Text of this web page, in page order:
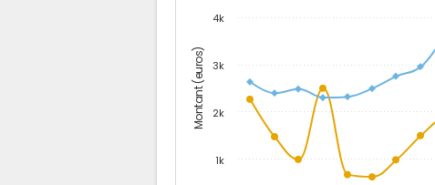
Montant (euros)
1k
2k
3k
4k